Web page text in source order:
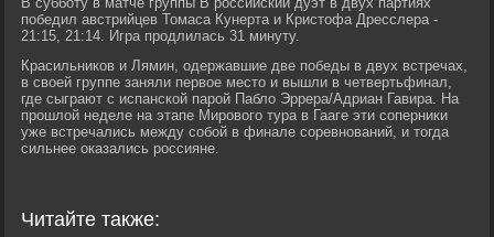
победил австрийцев Томаса Кунерта и Кристофа Дресслера -
21:15, 21:14. Игра продлилась 31 минуту.
Красильников и Лямин, одержавшие две победы в двух встречах,
в своей группе заняли первое место и вышли в четвертьфинал,
где сыграют с испанской парой Пабло Эррера/Адриан Гавира. На
прошлой неделе на этапе Мирового тура в Гааге эти соперники
уже встречались между собой в финале соревнований, и тогда
сильнее оказались россияне.
Читайте также: